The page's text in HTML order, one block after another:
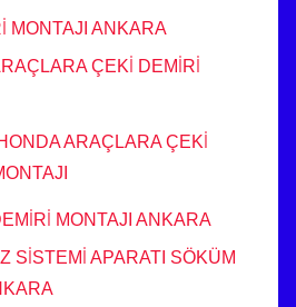
MONTAJI ANKARA
ÇEKİ DEMİRİ
ARAÇLARA ÇEKİ
MONTAJI ANKARA
SİSTEMİ APARATI SÖKÜM